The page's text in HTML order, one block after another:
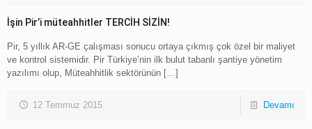
İşin Pir’i müteahhitler TERCİH SİZİN!
Pir, 5 yıllık AR-GE çalışması sonucu ortaya çıkmış çok özel bir maliyet
ve kontrol sistemidir. Pir Türkiye’nin ilk bulut tabanlı şantiye yönetim
yazılımı olup, Müteahhitlik sektörünün […]
12 Temmuz 2015 Devamı